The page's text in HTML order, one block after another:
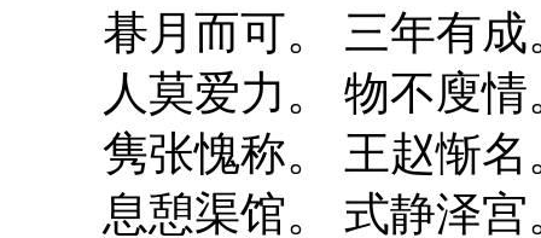
朞月而可。 三年有成
人莫爱力。 物不廋情
隽张愧称。 王赵惭名
息憩渠馆。 式静泽宫